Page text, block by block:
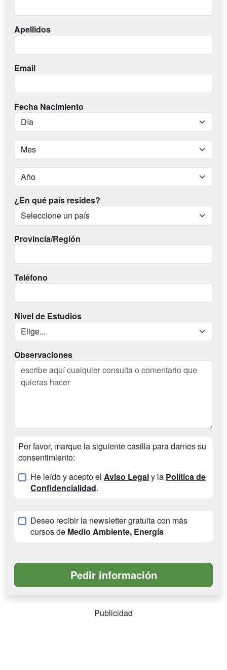
Apellidos
Email
Fecha Nacimiento
¿En qué país resides?
Provincia/Región
Teléfono
Nivel de Estudios
Observaciones
Por favor, marque la siguiente casilla para darnos su
consentimiento:
He leído y acepto el Aviso Legaly la Política de
Confidencialidad.
Deseo recibir la newsletter gratuita con más
cursos de Medio Ambiente, Energía
Publicidad